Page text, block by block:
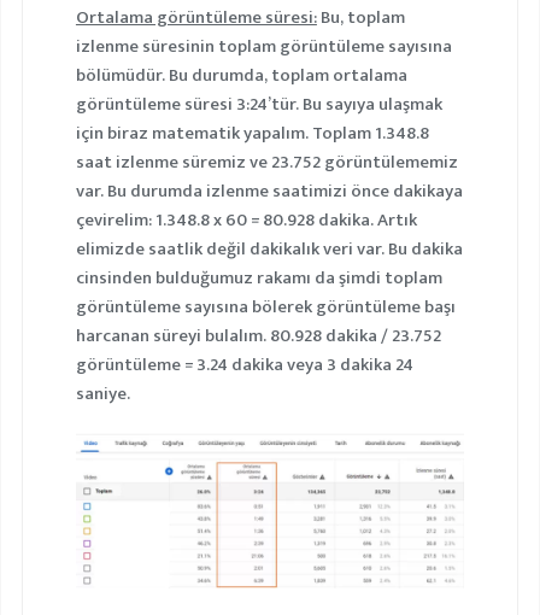
Ortalama görüntüleme süresi:Bu, toplam
izlenme süresinin toplam görüntüleme sayısına
bölümüdür. Bu durumda, toplam ortalama
görüntüleme süresi 3:24’tür. Bu sayıya ulaşmak
için biraz matematik yapalım. Toplam 1.348.8
saat izlenme süremiz ve 23.752 görüntülememiz
var. Bu durumda izlenme saatimizi önce dakikaya
çevirelim: 1.348.8 x 60 = 80.928 dakika. Artık
elimizde saatlik değil dakikalık veri var. Bu dakika
cinsinden bulduğumuz rakamı da şimdi toplam
görüntüleme sayısına bölerek görüntüleme başı
harcanan süreyi bulalım. 80.928 dakika / 23.752
görüntüleme = 3.24 dakika veya 3 dakika 24
saniye.